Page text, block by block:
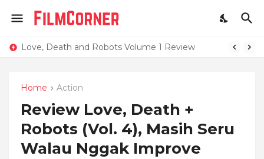
Love, Death and Robots Volume 1 Review
Home Action
Review Love, Death +
Robots (Vol. 4), Masih Seru
Walau Nggak Improve